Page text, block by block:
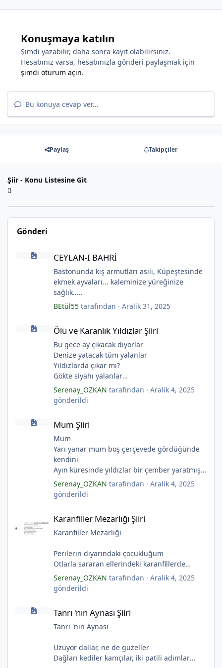
Konuşmaya katılın
Şimdi yazabilir, daha sonra kayıt olabilirsiniz.
Hesabınız varsa, hesabınızla gönderi paylaşmak için
şimdi oturum açın.
Bu konuya cevap ver...
Paylaş Takipçiler
Şiir - Konu Listesine Git
Gönderi
CEYLAN-I BAHRİ
CEYLAN-I BAHRİ
Bastonunda kış armutları asılı, Küpeştesinde
ekmek ayvaları... kaleminize yüreğinize
sağlık.....
BEtül55tarafından · Aralik 31, 2025
Ölü ve Karanlık Yıldızlar Şiiri
Ölü ve Karanlık Yıldızlar Şiiri
Bu gece ay çıkacak diyorlar
Denize yatacak tüm yalanlar
Yıldızlarda çıkar mı?
Gökte siyahı yalanlar
Ölü ve karanlık yıldızlar
Ayı sarhoş etmişler
Ay kesilmiş kızıl, kızıl
(Serenay Özkan, Viata)
Serenay_OZKAN tarafından · Aralik 4, 2025
gönderildi
Mum Şiiri
Mum Şiiri
Mum
Yarı yanar mum boş çerçevede gördüğünde
kendini
Ayın küresinde yıldızlar bir çember yaratmış
Çocukların rüyalarını.
Gıcırdayan tahta evimizdeki mumlar
Bizi bizlere gösteren fenermiş.
Fenerler bir başka yanarmış.
Hayalin gerçeğinde susmayan sesini
Aşıklar evlerinde ailelerini sayarmış.
Sular ateşi söndürür derler
Aşıklar evinde ateş yükselirmiş
Çerçeveler bir olur, sokaklar birleştiğinde
Evler bir olur aşıklar evinde.
(Serenay Özkan)
Serenay_OZKAN tarafından · Aralik 4, 2025
gönderildi
Karanfiller Mezarlığı Şiiri
Karanfiller Mezarlığı
Perilerin diyarındaki çocukluğum
Otlarla sararan ellerindeki karanfillerde
Yarım kalan anneler
Pas tutan yüreklerle yeşil mezarlıkta hayaller
Tuzlu nehirdeki soğukluğum
Kuru topraklar küf tutar
Karanfiller mezarlığında.
"Karanfiller Mezarlığı" adlı şiiri Yaşama Uğraşı
Serenay_OZKAN tarafından · Aralik 4, 2025
gönderildi
Tanrı 'nın Aynası Şiiri
Tanrı 'nın Aynası Şiiri
Tanrı 'nın Aynası
Uzuyor dallar, ne de güzeller
Dağları kediler kamçılar, iki patili adımlar
*
*
*
*